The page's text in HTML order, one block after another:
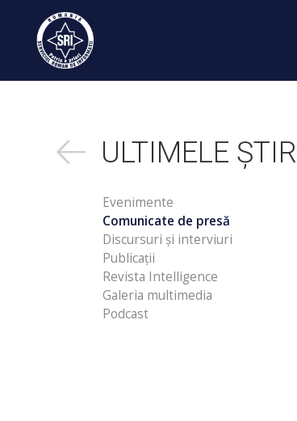
ULTIMELE
Evenimente
Comunicate de presă
Discursuri și interviuri
Publicații
Revista Intelligence
Galeria multimedia
Podcast